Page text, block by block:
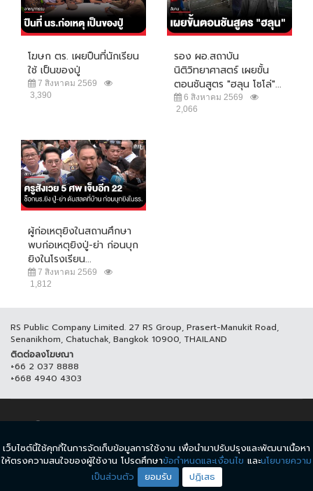
โฆษก ตร. เผยปืนที่นักเรียน
ใช้ เป็นของปู่
7 สิงหาคม 2569
3,390
รอง ผอ.สถาบัน
นิติวิทยาศาสตร์ เผยขั้น
ตอนชันสูตร "ฮลุน โซโล่"...
6 สิงหาคม 2569
2,066
ผู้ก่อเหตุยิงในสถานศึกษา
พบก่อเหตุยิงปู่-ย่า ก่อนบุก
ยิงในโรงเรียน...
7 สิงหาคม 2569
1,812
RS Public Company Limited. 27 RS Group, Prasert-Manukit Road,
Senanikhom, Chatuchak, Bangkok 10900, THAILAND
ติดต่อลงโฆษณา
+66 2 037 8888
+668 4940 4303
© COPYRIGHT 2017 THAICH8.COM, ALL RIGHT RESERVED.
ข้อกำหนดและเงื่อนไข นโยบายความเป็นส่วนตัว
เว็บไซต์นี้ใช้คุกกี้ในการจัดเก็บข้อมูลการใช้งาน เพื่อนำมาปรับปรุงและพัฒนาเนื้อหา
ให้ตรงความสนใจของผู้ใช้งาน โปรดศึกษาข้อกำหนดและเงื่อนไข และนโยบายความ
เป็นส่วนตัว
ยอมรับ ปฏิเสธ